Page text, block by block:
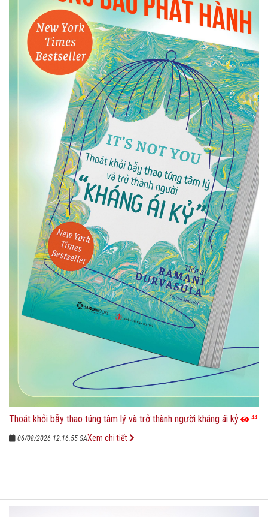
Thoát khỏi bẫy thao túng tâm lý và trở thành người kháng ái kỷ 44
06/08/2026 12:16:55 SAXem chi tiết